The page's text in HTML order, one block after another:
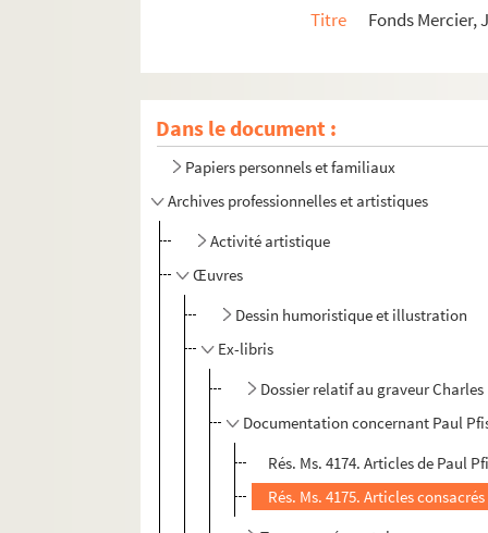
Titre
Fonds Mercier,
Dans le document :
Papiers personnels et familiaux
Archives professionnelles et artistiques
Activité artistique
Œuvres
Dessin humoristique et illustration
Ex-libris
Dossier relatif au graveur Charles
Documentation concernant Paul
Rés. Ms. 4174. Articles de Paul
Rés. Ms. 4175. Articles